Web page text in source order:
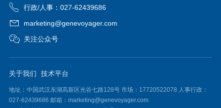
行政/人事：027-62439686
marketing@genevoyager.com
关注公众号
关于我们 技术平台
地址：中国武汉东湖高新区光谷七路128号 市场：17720522078 人事行政：
027-62439686 邮箱：marketing@genevoyager.com